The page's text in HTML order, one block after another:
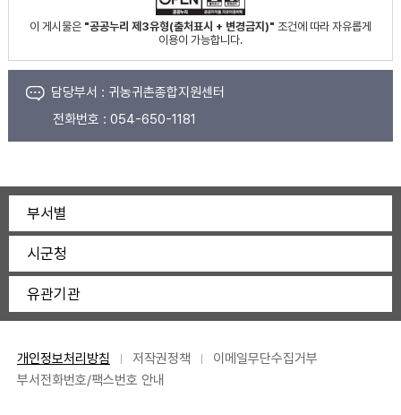
이 게시물은 "공공누리 제3유형(출처표시 + 변경금지)" 조건에 따라 자유롭게
이용이 가능합니다.
담당부서 : 귀농귀촌종합지원센터
전화번호 : 054-650-1181
부서별
시군청
유관기관
개인정보처리방침 저작권정책
이메일무단수집거부
부서전화번호/팩스번호 안내